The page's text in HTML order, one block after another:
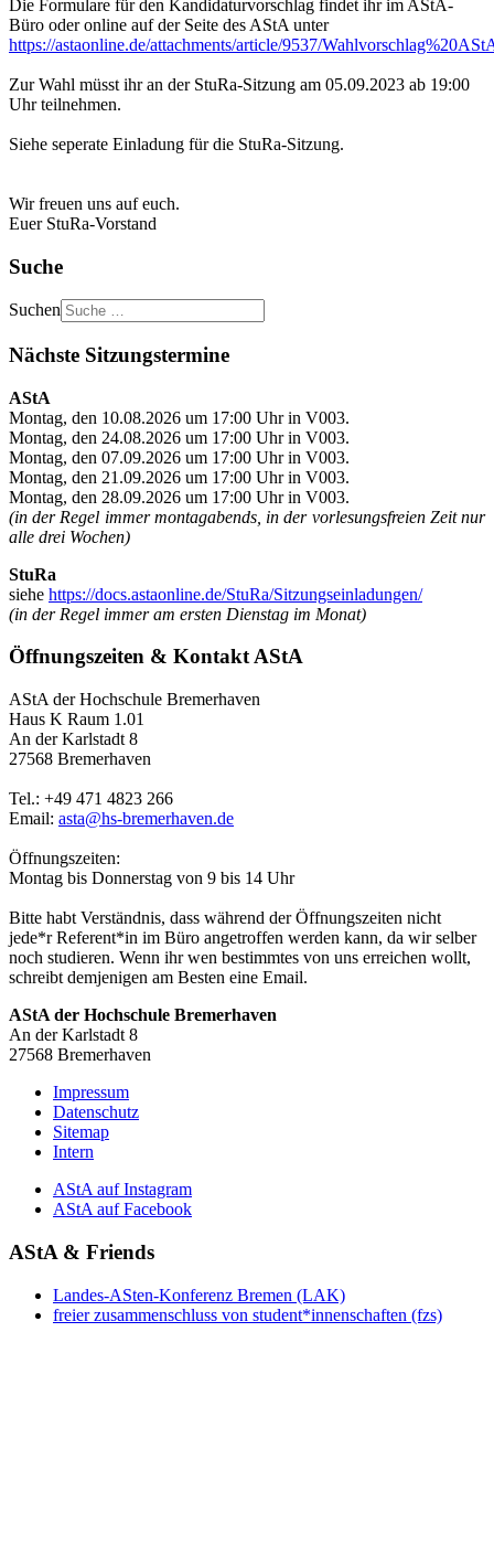
Die Formulare für den Kandidaturvorschlag findet ihr im AStA-
Büro oder online auf der Seite des AStA unter
https://astaonline.de/attachments/article/9537/
Zur Wahl müsst ihr an der StuRa-Sitzung am 05.09.2023 ab 19:00
Uhr teilnehmen.
Siehe seperate Einladung für die StuRa-Sitzung.
Wir freuen uns auf euch.
Euer StuRa-Vorstand
Suche
Suchen
Nächste Sitzungstermine
AStA
Montag, den 10.08.2026 um 17:00 Uhr in V003.
Montag, den 24.08.2026 um 17:00 Uhr in V003.
Montag, den 07.09.2026 um 17:00 Uhr in V003.
Montag, den 21.09.2026 um 17:00 Uhr in V003.
Montag, den 28.09.2026 um 17:00 Uhr in V003.
(in der Regel immer montagabends, in der vorlesungsfreien Zeit nur
alle drei Wochen)
StuRa
siehe https://docs.astaonline.de/StuRa/Sitzungseinladungen/
(in der Regel immer am ersten Dienstag im Monat)
Öffnungszeiten & Kontakt AStA
AStA der Hochschule Bremerhaven
Haus K Raum 1.01
An der Karlstadt 8
27568 Bremerhaven
Tel.: +49 471 4823 266
Email: asta@hs-bremerhaven.de
Öffnungszeiten:
Montag bis Donnerstag von 9 bis 14 Uhr
Bitte habt Verständnis, dass während der Öffnungszeiten nicht
jede*r Referent*in im Büro angetroffen werden kann, da wir selber
noch studieren. Wenn ihr wen bestimmtes von uns erreichen wollt,
schreibt demjenigen am Besten eine Email.
AStA der Hochschule Bremerhaven
An der Karlstadt 8
27568 Bremerhaven
Impressum
Datenschutz
Sitemap
Intern
AStA auf Instagram
AStA auf Facebook
AStA & Friends
Landes-ASten-Konferenz Bremen (LAK)
freier zusammenschluss von student*innenschaften (fzs)